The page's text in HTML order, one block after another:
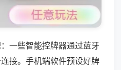
一些智能控牌器通过蓝牙
接。手机端软件预设好牌